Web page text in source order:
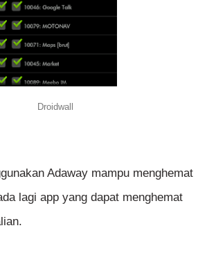
Droidwall
Adaway mampu menghemat
lagi app yang dapat menghemat